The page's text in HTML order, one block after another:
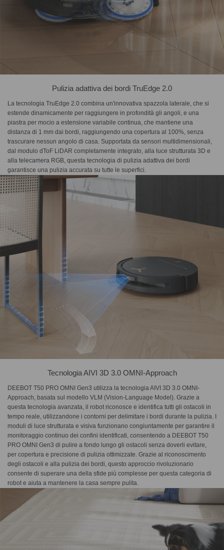
Pulizia adattiva dei bordi TruEdge 2.0
La tecnologia TruEdge 2.0 combina un'innovativa spazzola laterale, che si
estende dinamicamente per raggiungere in profondità gli angoli, e una
piastra per mocio a estensione variabile continua, che mantiene una
distanza di 1 mm dai bordi, raggiungendo una copertura al 100%, senza
trascurare nessun angolo di casa. Supportata da sensori multidimensionali,
dal modulo dToF LiDAR completamente integrato, alla luce strutturata 3D e
alla telecamera RGB, questa tecnologia di pulizia adattiva dei bordi
garantisce una pulizia accurata su tutte le superfici.
Tecnologia AIVI 3D 3.0 OMNI-Approach
DEEBOT T50 PRO OMNI Gen3 utilizza la tecnologia AIVI 3D 3.0 OMNI-
Approach, basata sul modello VLM (Vision-Language Model). Grazie a
questa tecnologia avanzata, il robot riconosce e identifica tutti gli ostacoli in
tempo reale, utilizzandone i contorni per delimitare i bordi durante la pulizia. I
moduli di luce strutturata e visiva funzionano congiuntamente per garantire il
monitoraggio continuo dei confini identificati, consentendo a DEEBOT T50
PRO OMNI Gen3 di pulire a fondo lungo gli ostacoli senza doverli evitare,
per copertura e precisione di pulizia ottimizzate. Grazie al riconoscimento
degli ostacoli e alla pulizia dei bordi, questo approccio rivoluzionario
consente di superare una della sfide più complesse per questa categoria di
robot e aiuta a mantenere la casa sempre pulita.